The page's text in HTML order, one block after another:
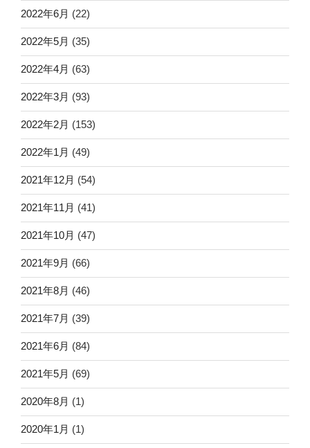
2022年6月 (22)
2022年5月 (35)
2022年4月 (63)
2022年3月 (93)
2022年2月 (153)
2022年1月 (49)
2021年12月 (54)
2021年11月 (41)
2021年10月 (47)
2021年9月 (66)
2021年8月 (46)
2021年7月 (39)
2021年6月 (84)
2021年5月 (69)
2020年8月 (1)
2020年1月 (1)